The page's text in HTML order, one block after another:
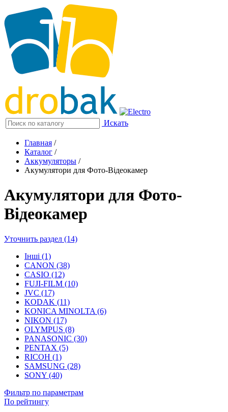
Искать
Главная /
Каталог /
Аккумуляторы /
Акумулятори для Фото-Відеокамер
Акумулятори для Фото-
Відеокамер
Уточнить раздел (14)
Інші (1)
CANON (38)
CASIO (12)
FUJI-FILM (10)
JVC (17)
KODAK (11)
KONICA MINOLTA (6)
NIKON (17)
OLYMPUS (8)
PANASONIC (30)
PENTAX (5)
RICOH (1)
SAMSUNG (28)
SONY (40)
Фильтр по параметрам
По рейтингу